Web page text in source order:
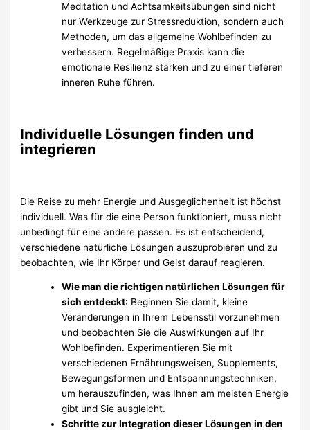
Meditation und Achtsamkeitsübungen sind nicht
nur Werkzeuge zur Stressreduktion, sondern auch
Methoden, um das allgemeine Wohlbefinden zu
verbessern. Regelmäßige Praxis kann die
emotionale Resilienz stärken und zu einer tieferen
inneren Ruhe führen.
Individuelle Lösungen finden und
integrieren
Die Reise zu mehr Energie und Ausgeglichenheit ist höchst
individuell. Was für die eine Person funktioniert, muss nicht
unbedingt für eine andere passen. Es ist entscheidend,
verschiedene natürliche Lösungen auszuprobieren und zu
beobachten, wie Ihr Körper und Geist darauf reagieren.
Wie man die richtigen natürlichen Lösungen für
sich entdeckt: Beginnen Sie damit, kleine
Veränderungen in Ihrem Lebensstil vorzunehmen
und beobachten Sie die Auswirkungen auf Ihr
Wohlbefinden. Experimentieren Sie mit
verschiedenen Ernährungsweisen, Supplements,
Bewegungsformen und Entspannungstechniken,
um herauszufinden, was Ihnen am meisten Energie
gibt und Sie ausgleicht.
Schritte zur Integration dieser Lösungen in den